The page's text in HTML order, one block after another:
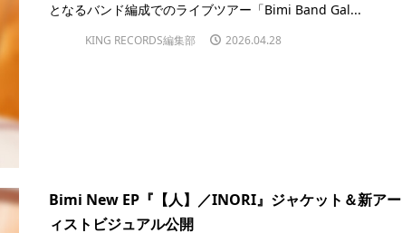
となるバンド編成でのライブツアー「Bimi Band Gal...
KING RECORDS編集部 2026.04.28
Bimi New EP『【人】／INORI』ジャケット＆新ア
ィストビジュアル公開